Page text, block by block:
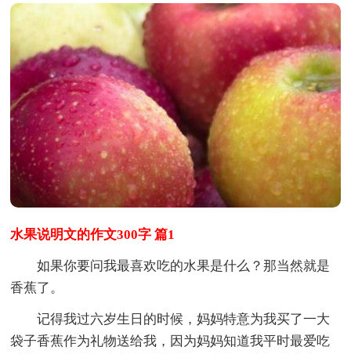
水果说明文的作文300字 篇1
如果你要问我最喜欢吃的水果是什么？那当然就是
香蕉了。
记得我过六岁生日的时候，妈妈特意为我买了一大
袋子香蕉作为礼物送给我，因为妈妈知道我平时最爱吃